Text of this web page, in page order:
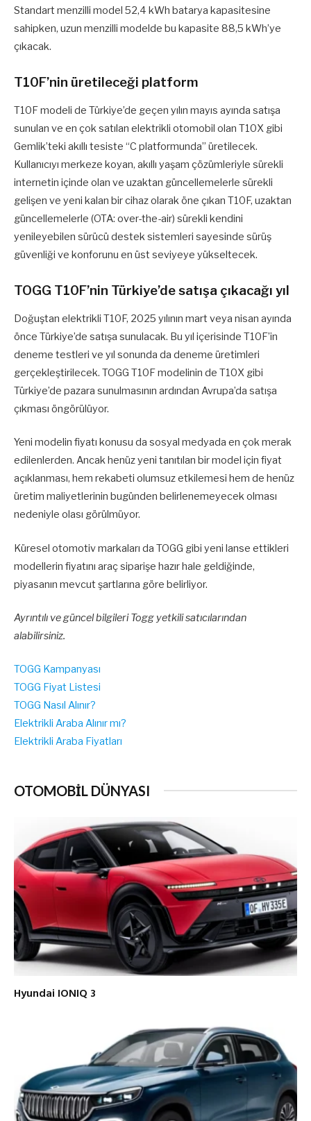
Standart menzilli model 52,4 kWh batarya kapasitesine
sahipken, uzun menzilli modelde bu kapasite 88,5 kWh’ye
çıkacak.
T10F’nin üretileceği platform
T10F modeli de Türkiye’de geçen yılın mayıs ayında satışa
sunulan ve en çok satılan elektrikli otomobil olan T10X gibi
Gemlik’teki akıllı tesiste “C platformunda” üretilecek.
Kullanıcıyı merkeze koyan, akıllı yaşam çözümleriyle sürekli
internetin içinde olan ve uzaktan güncellemelerle sürekli
gelişen ve yeni kalan bir cihaz olarak öne çıkan T10F, uzaktan
güncellemelerle (OTA: over-the-air) sürekli kendini
yenileyebilen sürücü destek sistemleri sayesinde sürüş
güvenliği ve konforunu en üst seviyeye yükseltecek.
TOGG T10F’nin Türkiye’de satışa çıkacağı yıl
Doğuştan elektrikli T10F, 2025 yılının mart veya nisan ayında
önce Türkiye’de satışa sunulacak. Bu yıl içerisinde T10F’in
deneme testleri ve yıl sonunda da deneme üretimleri
gerçekleştirilecek. TOGG T10F modelinin de T10X gibi
Türkiye’de pazara sunulmasının ardından Avrupa’da satışa
çıkması öngörülüyor.
Yeni modelin fiyatı konusu da sosyal medyada en çok merak
edilenlerden. Ancak henüz yeni tanıtılan bir model için fiyat
açıklanması, hem rekabeti olumsuz etkilemesi hem de henüz
üretim maliyetlerinin bugünden belirlenemeyecek olması
nedeniyle olası görülmüyor.
Küresel otomotiv markaları da TOGG gibi yeni lanse ettikleri
modellerin fiyatını araç siparişe hazır hale geldiğinde,
piyasanın mevcut şartlarına göre belirliyor.
Ayrıntılı ve güncel bilgileri Togg yetkili satıcılarından
alabilirsiniz.
TOGG Kampanyası
TOGG Fiyat Listesi
TOGG Nasıl Alınır?
Elektrikli Araba Alınır mı?
Elektrikli Araba Fiyatları
OTOMOBİL DÜNYASI
Hyundai IONIQ 3